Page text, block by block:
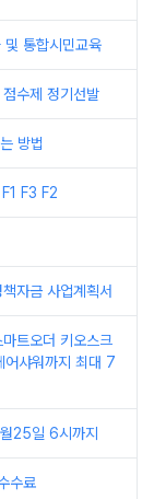
및 통합시민교육
수제 정기선발
방법
F3 F2
자금 사업계획서
트오더 키오스크
어샤워까지 최대 7
25일 6시까지
수료